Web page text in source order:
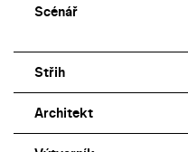
Scénář
Střih
Architekt